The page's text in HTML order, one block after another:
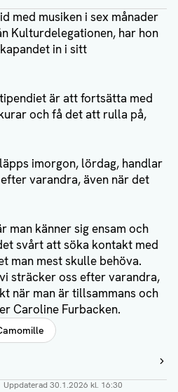
med musiken i sex månader
Kulturdelegationen, har hon
in i sitt
är att fortsätta med
och få det att rulla på,
imorgon, lördag, handlar
varandra, även när det
man känner sig ensam och
svårt att söka kontakt med
man mest skulle behöva.
sträcker oss efter varandra,
när man är tillsammans och
Caroline Furbacken.
Uppdaterad30.1.2026 kl. 16:30